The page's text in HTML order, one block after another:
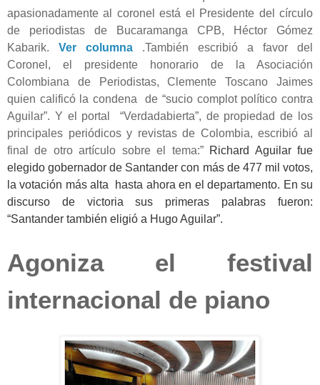
apasionadamente al coronel está el Presidente del círculo
de periodistas de Bucaramanga CPB, Héctor Gómez
Kabarik. Ver columna .También escribió a favor del
Coronel, el presidente honorario de la Asociación
Colombiana de Periodistas, Clemente Toscano Jaimes
quien calificó la condena de “sucio complot político contra
Aguilar”. Y el portal “Verdadabierta”, de propiedad de los
principales periódicos y revistas de Colombia, escribió al
final de otro artículo sobre el tema:” Richard Aguilar fue
elegido gobernador de Santander con más de 477 mil votos,
la votación más alta hasta ahora en el departamento. En su
discurso de victoria sus primeras palabras fueron:
“Santander también eligió a Hugo Aguilar”.
Agoniza el festival
internacional de piano